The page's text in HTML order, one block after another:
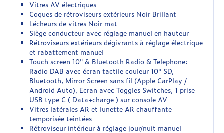
Vitres AV électriques
Coques de rétroviseurs extérieurs Noir Brillant
Lécheurs de vitres Noir mat
Siège conducteur avec réglage manuel en hauteur
Rétroviseurs extérieurs dégivrants à réglage électrique
et rabattement manuel
Touch screen 10'' & Bluetooth Radio & Telephone:
Radio DAB avec écran tactile couleur 10'' SD,
Bluetooth, Mirror Screen sans fil (Apple CarPlay /
Android Auto), Ecran avec Toggles Switches, 1 prise
USB type C ( Data+charge ) sur console AV
Vitres latérales AR et lunette AR chauffante
temporisée teintées
Rétroviseur intérieur à réglage jour/nuit manuel